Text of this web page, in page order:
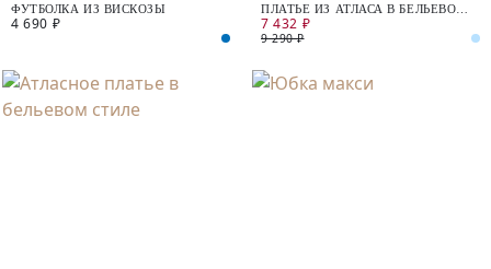
ФУТБОЛКА ИЗ ВИСКОЗЫ
4 690 ₽
ПЛАТЬЕ ИЗ АТЛАСА В БЕЛЬЕВОМ
СТИЛЕ
7 432 ₽
9 290 ₽